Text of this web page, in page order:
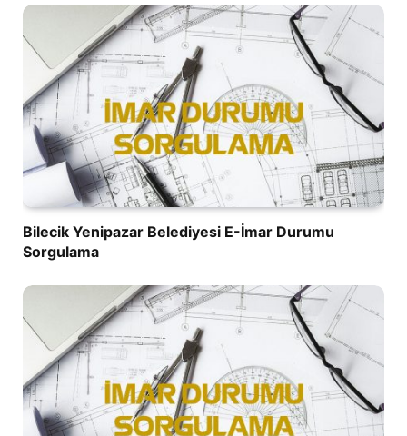
Bilecik Yenipazar Belediyesi E-İmar Durumu
Sorgulama